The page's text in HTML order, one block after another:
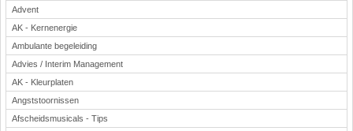
Advent
AK - Kernenergie
Ambulante begeleiding
Advies / Interim Management
AK - Kleurplaten
Angststoornissen
Afscheidsmusicals - Tips